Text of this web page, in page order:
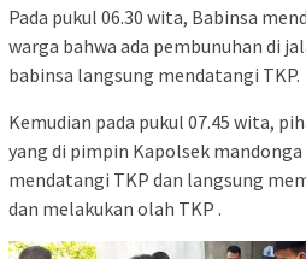
Pada pukul 06.30 wita, Babinsa
warga bahwa ada pembunuhan di
babinsa langsung mendatangi TKP.
Kemudian pada pukul 07.45 wita,
yang di pimpin Kapolsek mandonga
mendatangi TKP dan langsung
dan melakukan olah TKP .